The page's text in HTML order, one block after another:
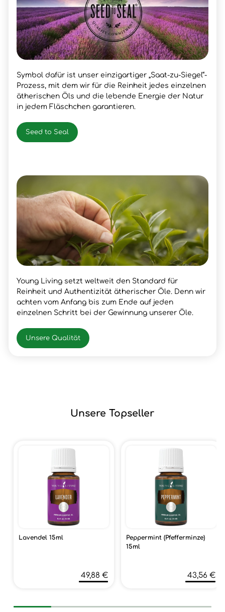
Symbol dafür ist unser einzigartiger „Saat-zu-Siegel“-
Prozess, mit dem wir für die Reinheit jedes einzelnen
ätherischen Öls und die lebende Energie der Natur
in jedem Fläschchen garantieren.
Seed to Seal
Young Living setzt weltweit den Standard für
Reinheit und Authentizität ätherischer Öle. Denn wir
achten vom Anfang bis zum Ende auf jeden
einzelnen Schritt bei der Gewinnung unserer Öle.
Unsere Qualität
Unsere Topseller
Lavendel 15ml
49,88 €
Peppermint (Pfefferminze)
15ml
43,56 €